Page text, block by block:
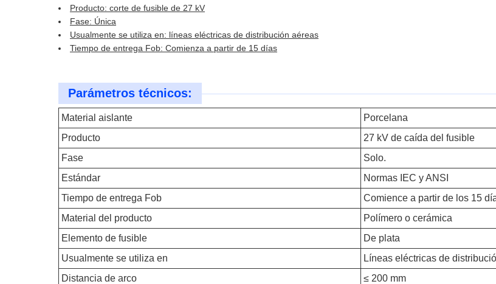
Producto: corte de fusible de 27 kV
Fase: Única
Usualmente se utiliza en: líneas eléctricas de distribución aéreas
Tiempo de entrega Fob: Comienza a partir de 15 días
Parámetros técnicos:
Material aislante
Porcelana
Producto
27 kV de caída del fusible
Fase
Solo.
Estándar
Normas IEC y ANSI
Tiempo de entrega Fob
Comience a partir de los 15
Material del producto
Polímero o cerámica
Elemento de fusible
De plata
Usualmente se utiliza en
Líneas eléctricas de
Distancia de arco
≤ 200 mm